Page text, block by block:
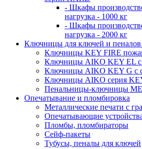
- Шкафы
нагрузка - 1000 кг
- Шкафы
нагрузка - 2000 кг
Ключницы для ключей и
Ключницы KEY FIRE
Ключницы AIKO KEY EL с
Ключницы AIKO KEY G с
Ключницы AIKO серия
Пенальницы-ключницы
Опечатывание и пломбировка
Металлические печати с
Опечатывающие
Пломбы, пломбираторы
Сейф-пакеты
Тубусы, пеналы для ключей